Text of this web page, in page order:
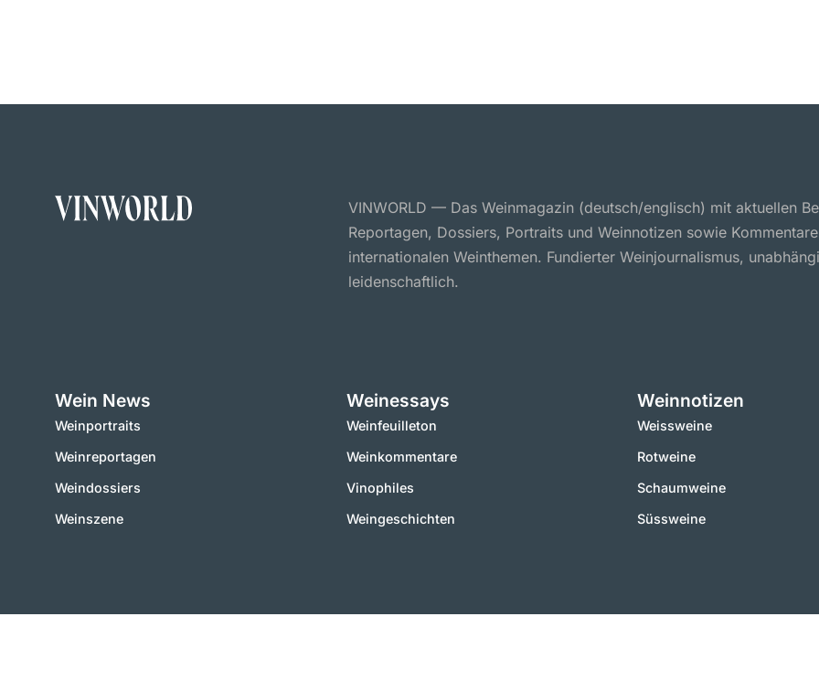
VINWORLD — Das Weinmagazin (deutsch/englisch) mit aktuellen
Reportagen, Dossiers, Portraits und Weinnotizen sowie
internationalen Weinthemen. Fundierter Weinjournalismus,
leidenschaftlich.
Wein News
Weinportraits
Weinreportagen
Weindossiers
Weinszene
Weinessays
Weinfeuilleton
Weinkommentare
Vinophiles
Weingeschichten
Weinnotizen
Weissweine
Rotweine
Schaumweine
Süssweine